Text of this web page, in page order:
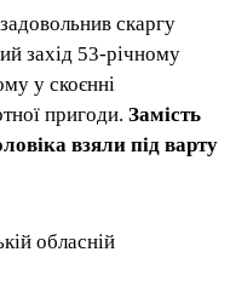
скаргу
захід 53-річному
у скоєнні
пригоди. Замість
взяли під варту
обласній